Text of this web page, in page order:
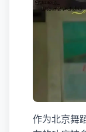
作为北京舞